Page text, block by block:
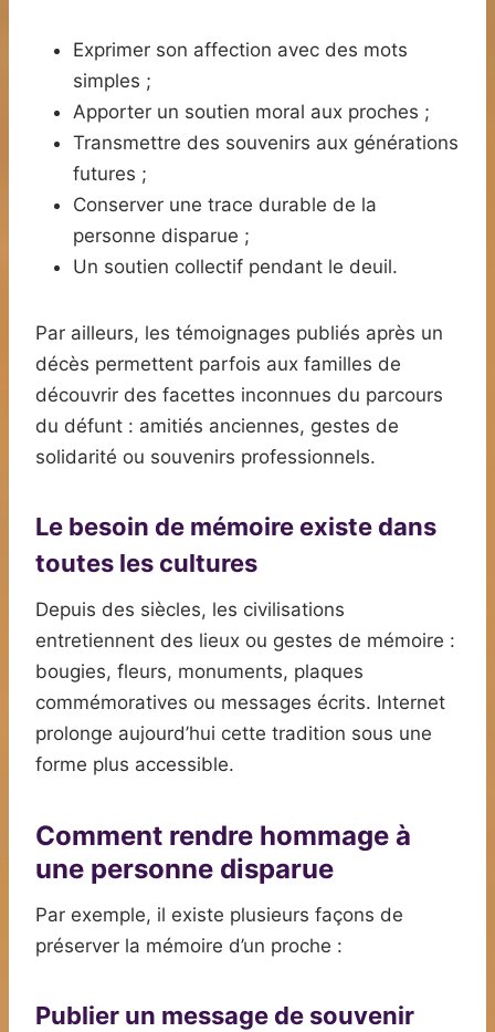
Exprimer son affection avec des mots
simples ;
Apporter un soutien moral aux proches ;
Transmettre des souvenirs aux générations
futures ;
Conserver une trace durable de la
personne disparue ;
Un soutien collectif pendant le deuil.
Par ailleurs, les témoignages publiés après un
décès permettent parfois aux familles de
découvrir des facettes inconnues du parcours
du défunt : amitiés anciennes, gestes de
solidarité ou souvenirs professionnels.
Le besoin de mémoire existe dans
toutes les cultures
Depuis des siècles, les civilisations
entretiennent des lieux ou gestes de mémoire :
bougies, fleurs, monuments, plaques
commémoratives ou messages écrits. Internet
prolonge aujourd’hui cette tradition sous une
forme plus accessible.
Comment rendre hommage à
une personne disparue
Par exemple, il existe plusieurs façons de
préserver la mémoire d’un proche :
Publier un message de souvenir